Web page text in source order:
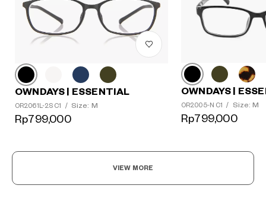
OWNDAYS | ESSENTIAL
OR2061L-2S C1 / Size: M
Rp799,000
OWNDAYS |
OR2005-N C1 / Size: M
Rp799,000
VIEW MORE